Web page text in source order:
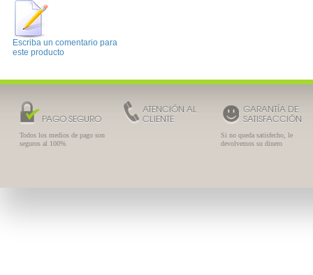
Escriba un comentario para
este producto
PAGO SEGURO
Todos los medios de pago son
seguros al 100%
ATENCIÓN AL
CLIENTE
GARANTÍA DE
SATISFACCIÓN
Si no queda satisfecho, le
devolvemos su dinero